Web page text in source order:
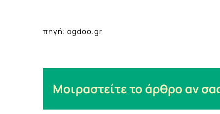
πηγή: ogdoo.gr
Μοιραστείτε το άρθρο αν